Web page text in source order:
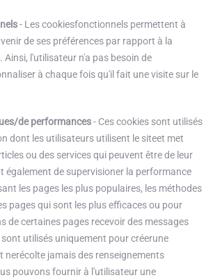
- Les cookiesfonctionnels permettent à
de ses préférences par rapport à la
Ainsi, l'utilisateur n'a pas besoin de
à chaque fois qu'il fait une visite sur le
de performances- Ces cookies sont utilisés
dont les utilisateurs utilisent le siteet met
ou des services qui peuvent être de leur
également de supervisioner la performance
les pages les plus populaires, les méthodes
pages qui sont les plus efficaces ou pour
de certaines pages recevoir des messages
sont utilisés uniquement pour créerune
nerécolte jamais des renseignements
pouvons fournir à l'utilisateur une